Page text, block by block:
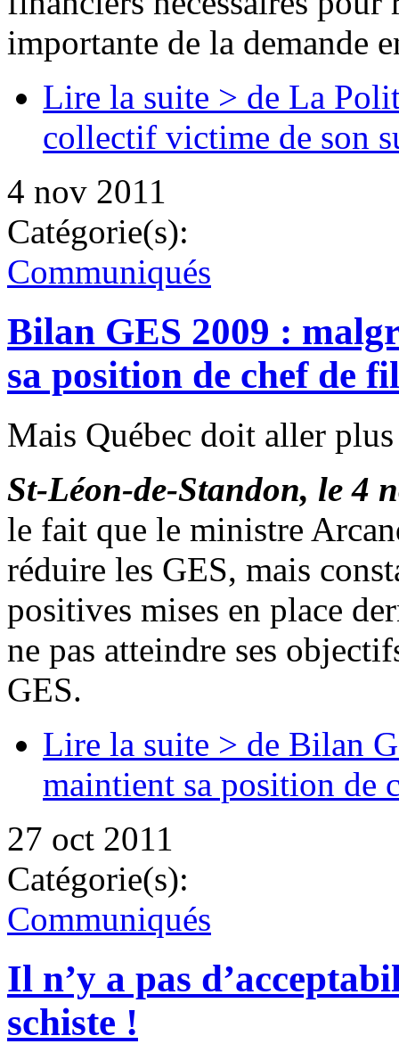
importante de la demande
Lire la suite > de La
collectif victime de son
4 nov 2011
Catégorie(s):
Communiqués
Bilan GES 2009 :
sa position de chef de
Mais Québec doit aller
St-Léon-de-Standon, le 4
le fait que le ministre
réduire les GES, mais
positives mises en place
ne pas atteindre ses
GES.
Lire la suite > de Bilan
maintient sa position de
27 oct 2011
Catégorie(s):
Communiqués
Il n’y a pas
schiste !